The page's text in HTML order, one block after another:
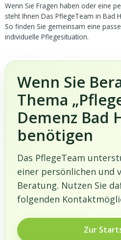
Wenn Sie Fragen haben oder eine
steht Ihnen Das PflegeTeam in Bad
So finden Sie gemeinsam eine
individuelle Pflegesituation.
Wenn Sie
Thema
Demenz Bad
benötigen
Das PflegeTeam
einer persönlichen und
Beratung. Nutzen Sie
folgenden
Zur